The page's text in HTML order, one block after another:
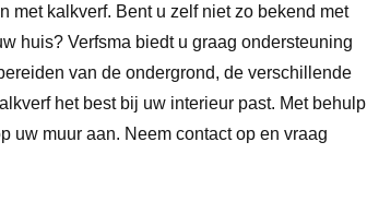
met kalkverf. Bent u zelf niet zo bekend met
huis? Verfsma biedt u graag ondersteuning
van de ondergrond, de verschillende
het best bij uw interieur past. Met behulp
uw muur aan. Neem contact op en vraag